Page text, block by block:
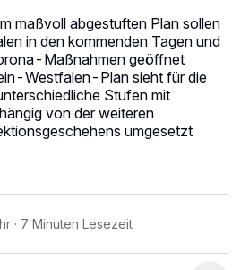
maßvoll abgestuften Plan sollen
in den kommenden Tagen und
Maßnahmen geöffnet
Westfalen-Plan sieht für die
Stufen mit
von der weiteren
umgesetzt
7 Minuten Lesezeit